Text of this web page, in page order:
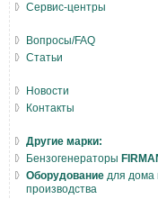
Сервис-центры
Вопросы/FAQ
Статьи
Новости
Контакты
Другие марки:
Бензогенераторы
Оборудование для дома
производства